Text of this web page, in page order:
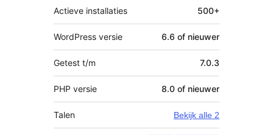
Actieve installaties 500+
WordPress versie 6.6 of nieuwer
Getest t/m 7.0.3
PHP versie 8.0 of nieuwer
Talen Bekijk alle 2